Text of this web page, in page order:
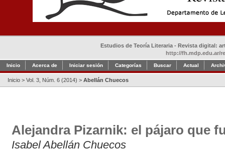
Estudios de Teoría Literaria - Revista digital:
http://fh.mdp.edu.ar/
Inicio Acerca de Iniciar sesión Categorías Buscar Actual
Inicio > Vol. 3, Núm. 6 (2014) > Abellán Chuecos
Alejandra Pizarnik: el pájaro que
Isabel Abellán Chuecos